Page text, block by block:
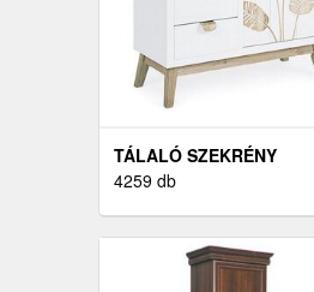
TÁLALÓ SZEKRÉNY
4259 db